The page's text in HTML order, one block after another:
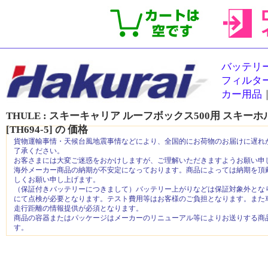
バッテリ
フィルタ
カー用品
THULE : スキーキャリア ルーフボックス500用 スキーホ
[TH694-5]の価格
貨物運輸事情・天候台風地震事情などにより、全国的にお荷物のお届けに遅
了承ください。
お客さまには大変ご迷惑をおかけしますが、ご理解いただきますようお願い申
海外メーカー商品の納期が不安定になっております。商品によっては納期を
しくお願い申し上げます。
（保証付きバッテリーにつきまして）バッテリー上がりなどは保証対象外と
にて点検が必要となります。テスト費用等はお客様のご負担となります。ま
走行距離の情報提供が必須となります。
商品の容器またはパッケージはメーカーのリニューアル等によりお送りする
す。